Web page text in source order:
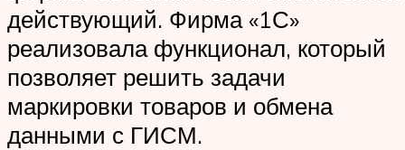
действующий. Фирма «1С»
реализовала функционал, который
позволяет решить задачи
маркировки товаров и обмена
данными с ГИСМ.